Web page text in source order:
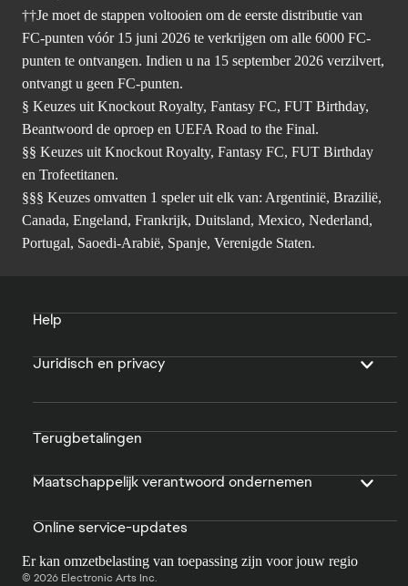
††Je moet de stappen voltooien om de eerste distributie van
FC-punten vóór 15 juni 2026 te verkrijgen om alle 6000 FC-
punten te ontvangen. Indien u na 15 september 2026 verzilvert,
ontvangt u geen FC-punten.
§ Keuzes uit Knockout Royalty, Fantasy FC, FUT Birthday,
Beantwoord de oproep en UEFA Road to the Final.
§§ Keuzes uit Knockout Royalty, Fantasy FC, FUT Birthday
en Trofeetitanen.
§§§ Keuzes omvatten 1 speler uit elk van: Argentinië, Brazilië,
Canada, Engeland, Frankrijk, Duitsland, Mexico, Nederland,
Portugal, Saoedi-Arabië, Spanje, Verenigde Staten.
Help
Juridisch en privacy
Terugbetalingen
Maatschappelijk verantwoord ondernemen
Online service-updates
Er kan omzetbelasting van toepassing zijn voor jouw regio
© 2026 Electronic Arts Inc.